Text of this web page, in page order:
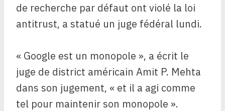
de recherche par défaut ont violé la loi
antitrust, a statué un juge fédéral lundi.
« Google est un monopole », a écrit le
juge de district américain Amit P. Mehta
dans son jugement, « et il a agi comme
tel pour maintenir son monopole ».